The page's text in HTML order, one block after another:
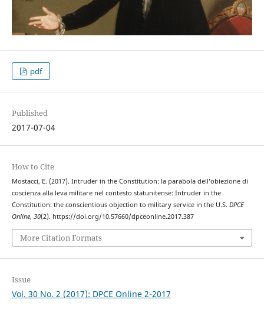
pdf
Published
2017-07-04
How to Cite
Mostacci, E. (2017). Intruder in the Constitution: la parabola dell’obiezione di
coscienza alla leva militare nel contesto statunitense: Intruder in the
Constitution: the conscientious objection to military service in the U.S. DPCE
Online, 30(2). https://doi.org/10.57660/dpceonline.2017.387
More Citation Formats
Issue
Vol. 30 No. 2 (2017): DPCE Online 2-2017